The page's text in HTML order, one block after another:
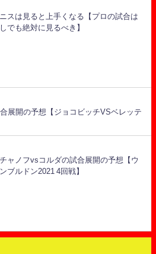
スは見ると上手くなる【プロの試合は
でも絶対に見るべき】
展開の予想【ジョコビッチVSベレッテ
ャノフvsコルダの試合展開の予想【ウ
ブルドン2021 4回戦】